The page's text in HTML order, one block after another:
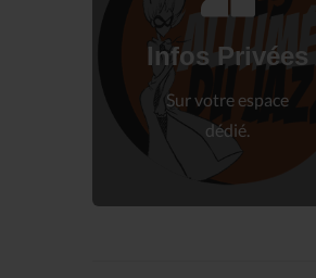
Infos Privées
Sur votre espace
dédié.
Connectez-vous
à votre espace privé.